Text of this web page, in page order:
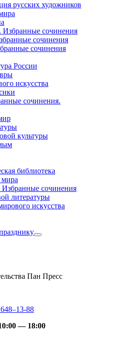
русских художников
Избранные сочинения
сочинения
сочинения
России
искусства
сочинения.
культуры
библиотека
мира
сочинения
литературы
искусства
Пан Пресс
88
— 18:00